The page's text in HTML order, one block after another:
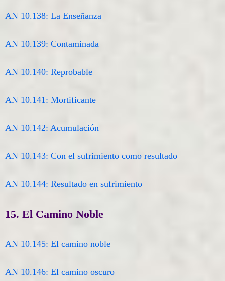
AN 10.138: La Enseñanza
AN 10.139: Contaminada
AN 10.140: Reprobable
AN 10.141: Mortificante
AN 10.142: Acumulación
AN 10.143: Con el sufrimiento como resultado
AN 10.144: Resultado en sufrimiento
15. El Camino Noble
AN 10.145: El camino noble
AN 10.146: El camino oscuro